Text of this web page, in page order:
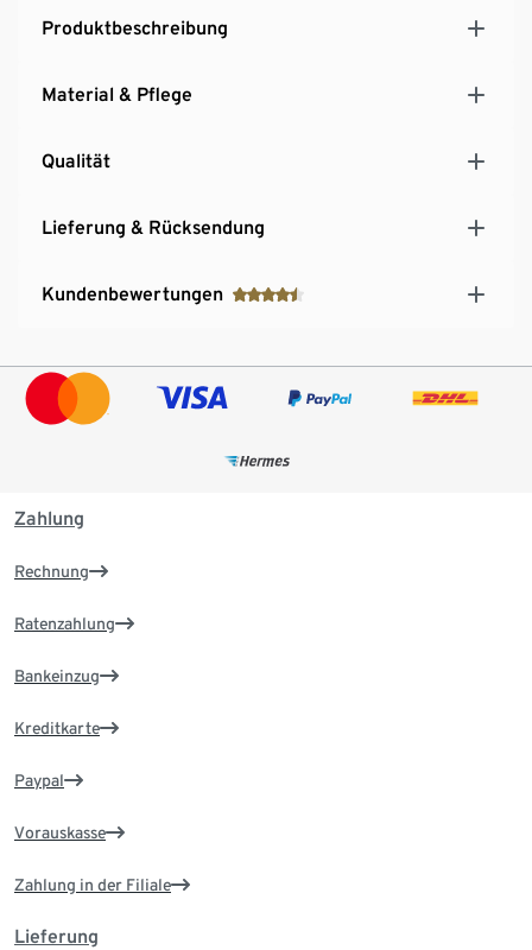
Produktbeschreibung
Material & Pflege
Qualität
Lieferung & Rücksendung
Kundenbewertungen
Zahlung
Rechnung
Ratenzahlung
Bankeinzug
Kreditkarte
Paypal
Vorauskasse
Zahlung in der Filiale
Lieferung